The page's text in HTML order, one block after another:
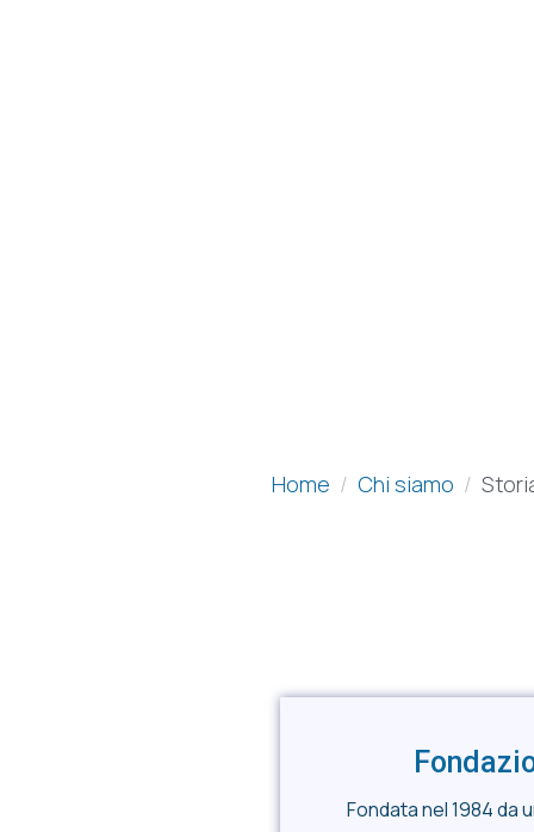
Home Chi siamo
Fondata nel 1984 da